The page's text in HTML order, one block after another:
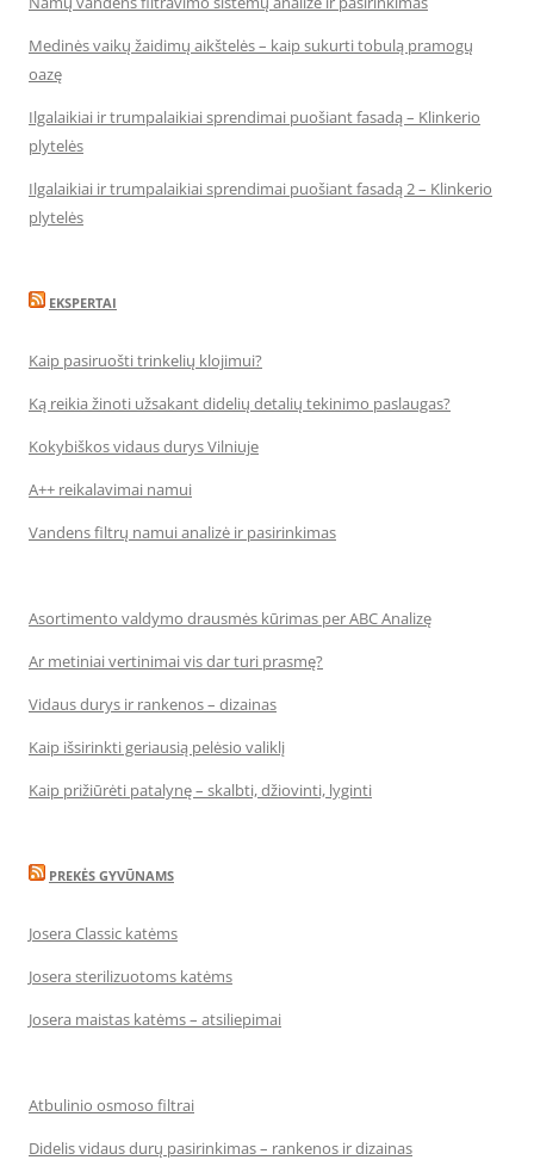
Medinės vaikų žaidimų aikštelės – kaip sukurti tobulą pramogų
oazę
Ilgalaikiai ir trumpalaikiai sprendimai puošiant fasadą – Klinkerio
plytelės
Ilgalaikiai ir trumpalaikiai sprendimai puošiant fasadą 2 – Klinkerio
plytelės
EKSPERTAI
Kaip pasiruošti trinkelių klojimui?
Ką reikia žinoti užsakant didelių detalių tekinimo paslaugas?
Kokybiškos vidaus durys Vilniuje
A++ reikalavimai namui
Vandens filtrų namui analizė ir pasirinkimas
Asortimento valdymo drausmės kūrimas per ABC Analizę
Ar metiniai vertinimai vis dar turi prasmę?
Vidaus durys ir rankenos – dizainas
Kaip išsirinkti geriausią pelėsio valiklį
Kaip prižiūrėti patalynę – skalbti, džiovinti, lyginti
PREKĖS GYVŪNAMS
Josera Classic katėms
Josera sterilizuotoms katėms
Josera maistas katėms – atsiliepimai
Atbulinio osmoso filtrai
Didelis vidaus durų pasirinkimas – rankenos ir dizainas